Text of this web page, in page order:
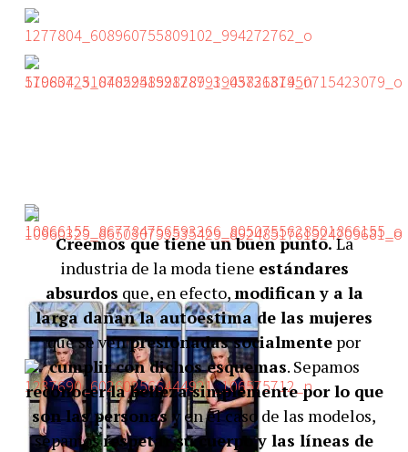
Creemos que tiene un buen punto.La
industria de la moda tiene estándares
absurdos que, en efecto,modifican y a la
larga dañan la autoestima de las mujeres
que se venpresionadas socialmente por
cumplir con dichos esquemas. Sepamos
reconocer la belleza simplemente por lo que
son las personas y en el caso de las modelos,
sepamosrespetar su cuerpo y las líneas de